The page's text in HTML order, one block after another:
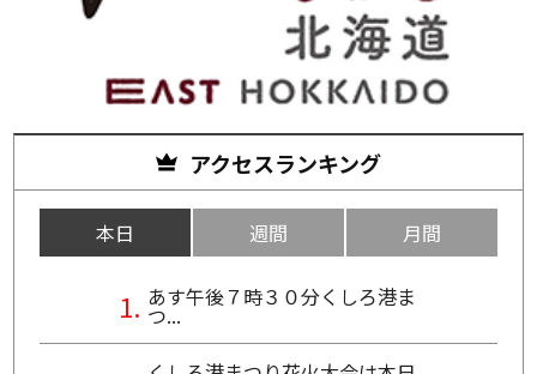
アクセスランキング
本日 週間 月間
あす午後７時３０分くしろ港ま
つ...